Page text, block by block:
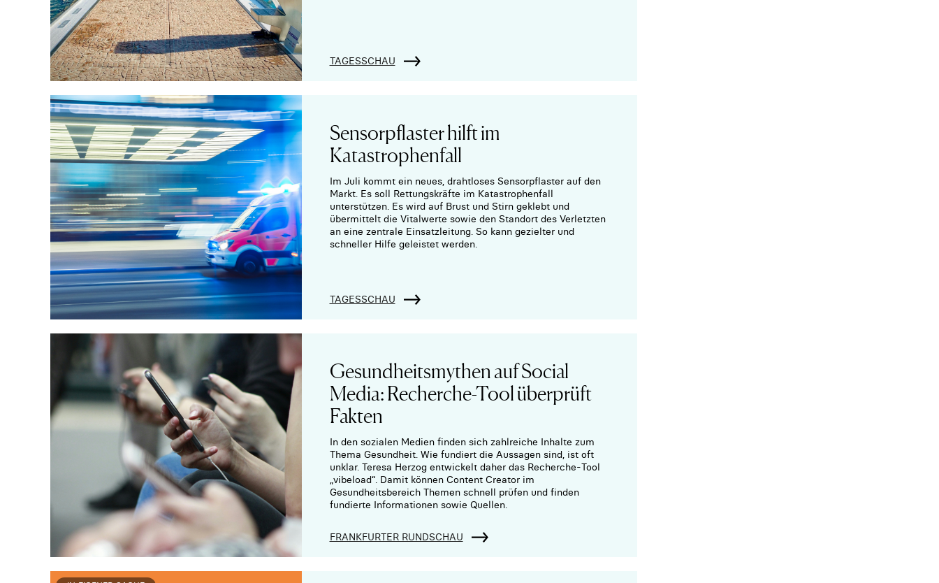
TAGESSCHAU
Sensorpflaster hilft im
Katastrophenfall
Im Juli kommt ein neues, drahtloses Sensorpflaster auf den
Markt. Es soll Rettungskräfte im Katastrophenfall
unterstützen. Es wird auf Brust und Stirn geklebt und
übermittelt die Vitalwerte sowie den Standort des Verletzten
an eine zentrale Einsatzleitung. So kann gezielter und
schneller Hilfe geleistet werden.
TAGESSCHAU
Gesundheitsmythen auf Social
Media: Recherche-Tool überprüft
Fakten
In den sozialen Medien finden sich zahlreiche Inhalte zum
Thema Gesundheit. Wie fundiert die Aussagen sind, ist oft
unklar. Teresa Herzog entwickelt daher das Recherche-Tool
„vibeload“. Damit können Content Creator im
Gesundheitsbereich Themen schnell prüfen und finden
fundierte Informationen sowie Quellen.
FRANKFURTER RUNDSCHAU